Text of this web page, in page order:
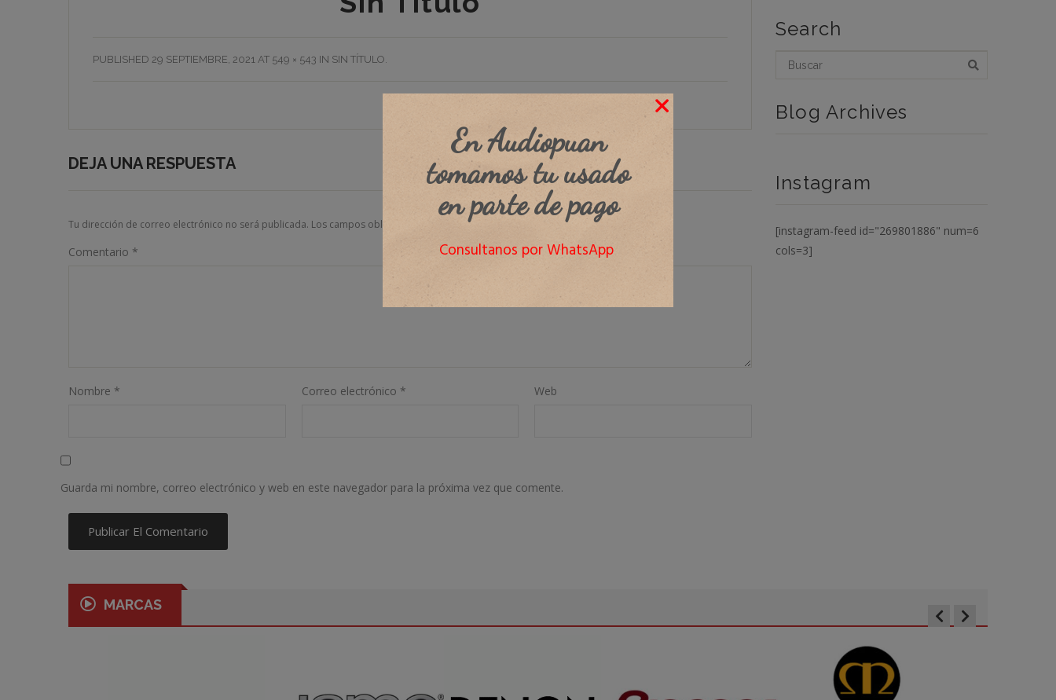
PUBLISHED 29 SEPTIEMBRE, 2021 AT 549 × 543 IN SIN TÍTULO
DEJA UNA RESPUESTA
Tu dirección de correo electrónico no será publicada. Los campos obligatorios están marcados con
Comentario *
Nombre * Correo electrónico * Web
Guarda mi nombre, correo electrónico y web en este navegador para la próxima vez que comente.
Search
Blog Archives
Instagram
[instagram-feed id="269801886" num=6
cols=3]
MARCAS
En Audiopuan
tomamos tu usado
en parte de pago
Consultanos por WhatsApp